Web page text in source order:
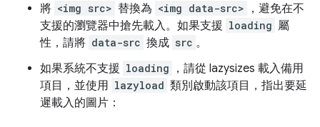
將 <img src> 替換為 <img data-src>
，避免在不
支援的瀏覽器中搶先載入。如果支援 loading 屬
性，請將 data-src 換成 src 。
如果系統不支援 loading
，請從 lazysizes 載入備用
項目，並使用 lazyload 類別啟動該項目，指出要延
遲載入的圖片：